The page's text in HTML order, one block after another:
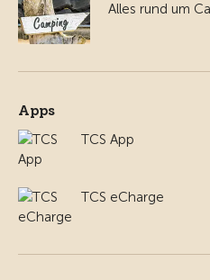
Alles rund um
Apps
TCS App
TCS eCharge